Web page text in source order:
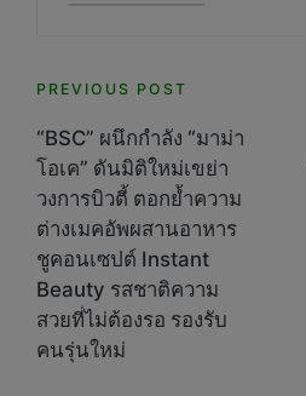
Post
navigation
PREVIOUS POST
“BSC” ผนึกกำลัง “มาม่า
โอเค” ดันมิติใหม่เขย่า
วงการบิวตี้ ตอกย้ำความ
ต่างเมคอัพผสานอาหาร
ชูคอนเซปต์ Instant
Beauty รสชาติความ
สวยที่ไม่ต้องรอ รองรับ
คนรุ่นใหม่